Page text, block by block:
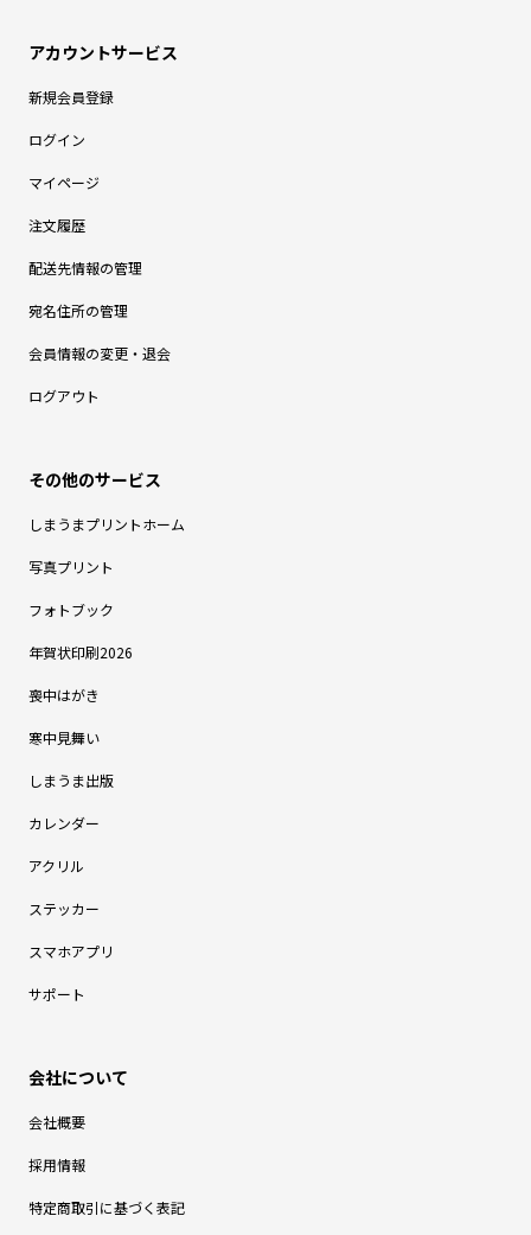
新規会員登録
ログイン
マイページ
注文履歴
配送先情報の管理
宛名住所の管理
会員情報の変更・退会
ログアウト
しまうまプリントホーム
写真プリント
フォトブック
年賀状印刷2026
喪中はがき
寒中見舞い
しまうま出版
カレンダー
アクリル
ステッカー
スマホアプリ
サポート
会社概要
採用情報
特定商取引に基づく表記